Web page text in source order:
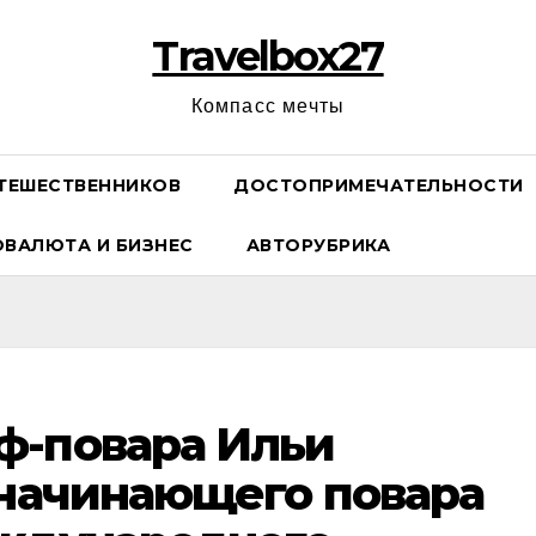
Travelbox27
Компасс мечты
ДОСТОПРИМЕЧАТЕЛЬНОСТИ
И БИЗНЕС АВТОРУБРИКА
повара Ильи
повара